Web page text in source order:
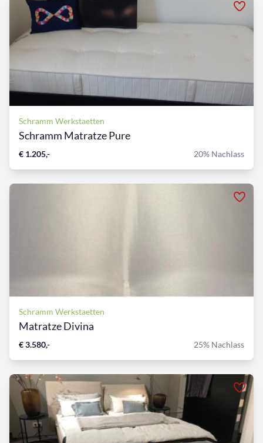
Schramm Werkstaetten
Schramm Matratze Pure
€ 1.205,- 20% Nachlass
Schramm Werkstaetten
Matratze Divina
€ 3.580,- 25% Nachlass